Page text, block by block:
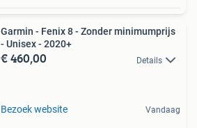
Garmin - Fenix 8 - Zonder minimumprijs
- Unisex - 2020+
€ 460,00 Details
Bezoek website Vandaag